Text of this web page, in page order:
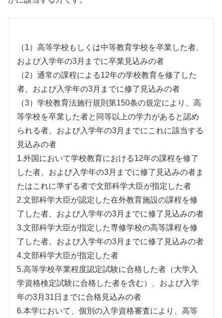
（1）高等学校もしくは中等教育学校を卒業した者、
および入学年の3月までに卒業見込みの者
（2）通常の課程による12年の学校教育を修了した
者、および入学年の3月までに修了見込みの者
（3）学校教育法施行規則第150条の規定により、高
等学校を卒業した者と同等以上の学力があると認め
られる者、および入学年の3月までにこれに該当する
見込みの者
1.外国において学校教育における12年の課程を修了
した者、および入学年の3月までに修了見込みの者ま
たはこれに準ずる者で文部科学大臣が指定した者
2.文部科学大臣が認定した在外教育施設の課程を修
了した者、および入学年の3月までに修了見込みの者
3.文部科学大臣が指定した専修学校の高等課程を修
了した者、および入学年の3月までに修了見込みの者
4.文部科学大臣が指定した者
5.高等学校卒業程度認定試験に合格した者（大学入
学資格検定試験に合格した者を含む）、および入学
年の3月31日までに合格見込みの者
6.本学において、個別の入学資格審査により、高等